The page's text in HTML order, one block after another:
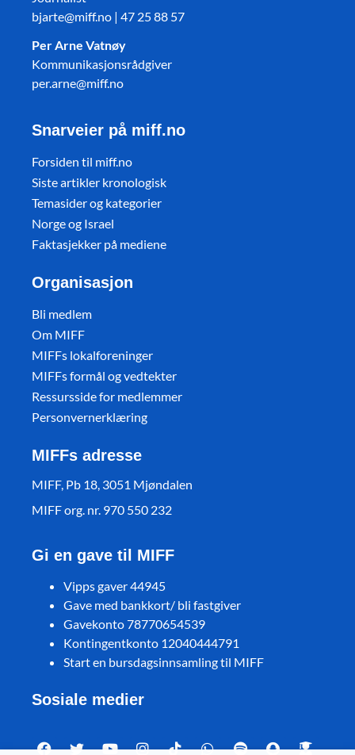
bjarte@miff.no | 47 25 88 57
Per Arne Vatnøy
Kommunikasjonsrådgiver
per.arne@miff.no
Snarveier på miff.no
Forsiden til miff.no
Siste artikler kronologisk
Temasider og kategorier
Norge og Israel
Faktasjekker på mediene
Organisasjon
Bli medlem
Om MIFF
MIFFs lokalforeninger
MIFFs formål og vedtekter
Ressursside for medlemmer
Personvernerklæring
MIFFs adresse
MIFF, Pb 18, 3051 Mjøndalen
MIFF org. nr. 970 550 232
Gi en gave til MIFF
Vipps gaver 44945
Gave med bankkort/ bli fastgiver
Gavekonto 78770654539
Kontingentkonto 12040444791
Start en bursdagsinnsamling til MIFF
Sosiale medier